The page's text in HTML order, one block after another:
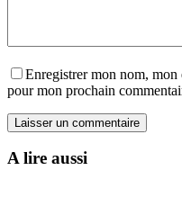
Enregistrer mon nom, mon
pour mon prochain
Laisser un commentaire
A lire aussi